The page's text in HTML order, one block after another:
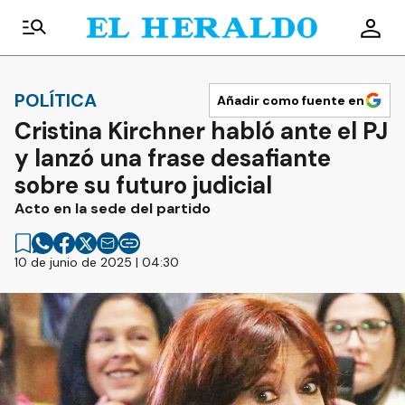
POLÍTICA Añadir como fuente en
Cristina Kirchner habló ante el PJ
y lanzó una frase desafiante
sobre su futuro judicial
Acto en la sede del partido
10 de junio de 2025 | 04:30